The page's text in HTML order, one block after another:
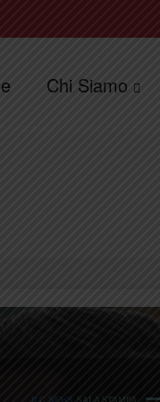
Chi Siamo
ILG NEWS SALA STAMPA